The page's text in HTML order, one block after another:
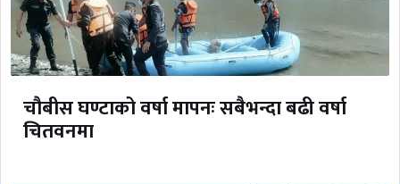
चौबीस घण्टाको वर्षा मापनः सबैभन्दा बढी वर्षा
चितवनमा